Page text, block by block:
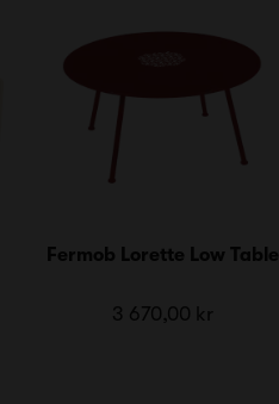
Fermob Lorette Low Table
3 670,00 kr